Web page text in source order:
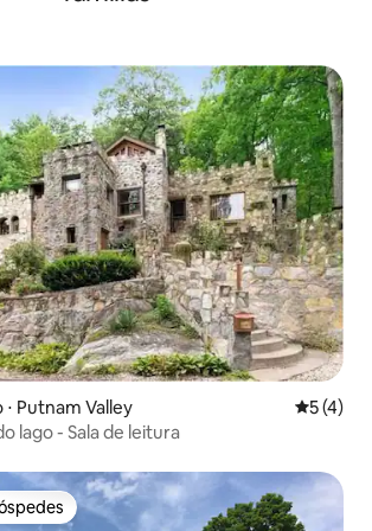
Putnam Valley 5 de
5 (4)
lago - Sala de leitura